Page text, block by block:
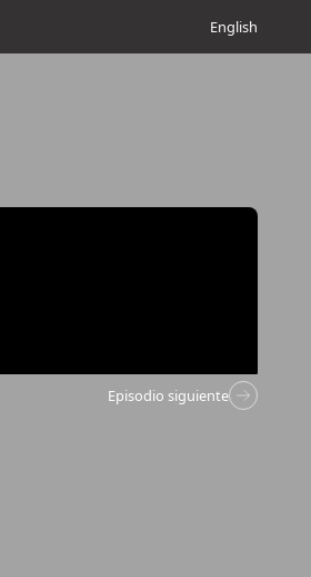
English
Episodio siguiente